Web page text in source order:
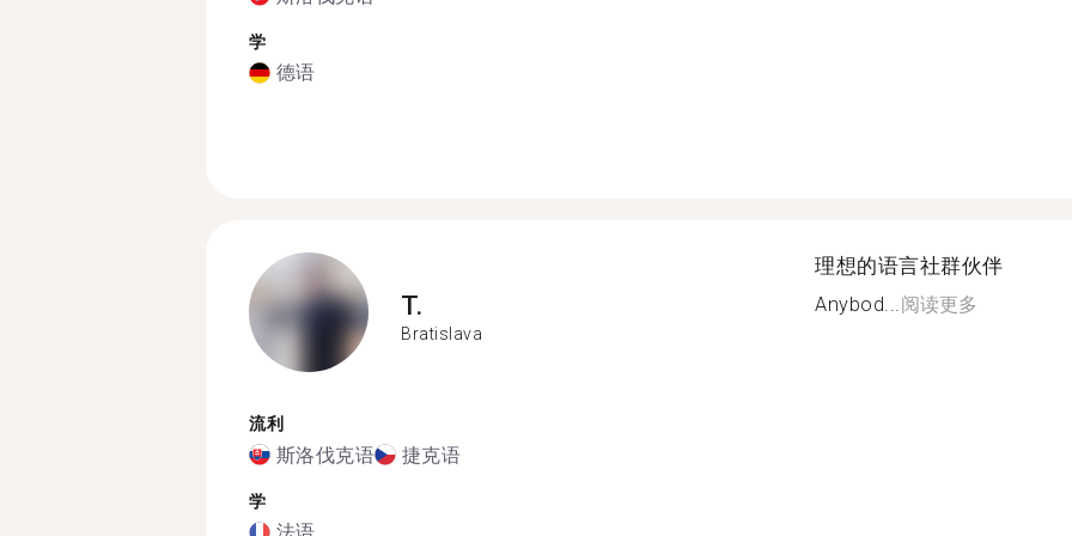
学
德语
T.
Bratislava
流利
斯洛伐克语 捷克语
学
理想的语言社群伙伴
Anybod...阅读更多